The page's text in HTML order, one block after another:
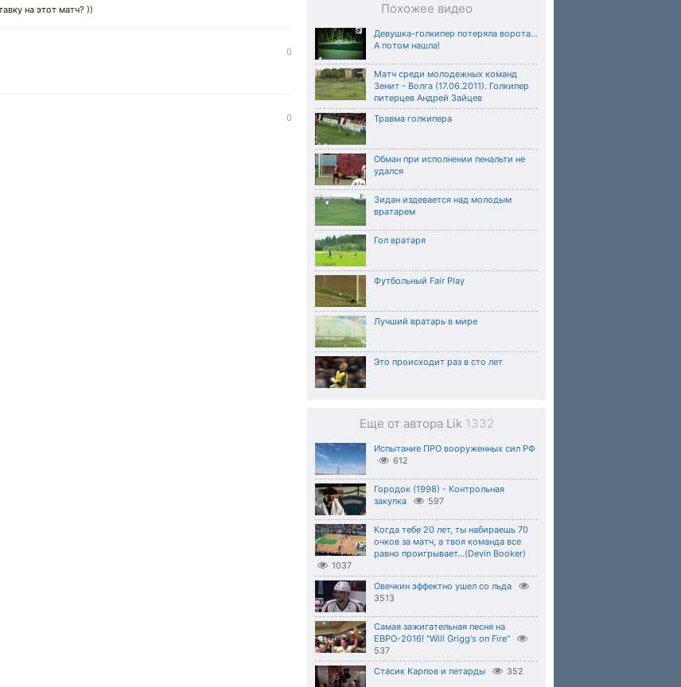
Похожее видео
Девушка-голкипер потеряла ворота...
А потом нашла!
Матч среди молодежных команд
Зенит - Волга (17.06.2011). Голкипер
питерцев Андрей Зайцев
Травма голкипера
Обман при исполнении пенальти не
удался
Зидан издевается над молодым
вратарем
Гол вратаря
Футбольный Fair Play
Лучший вратарь в мире
Это происходит раз в сто лет
Еще от автора Lik 1332
Испытание ПРО вооруженных сил РФ
612
Городок (1998) - Контрольная
закупка
597
Когда тебе 20 лет, ты набираешь 70
очков за матч, а твоя команда все
равно проигрывает...(Devin Booker)
1037
Овечкин эффектно ушел со льда
3513
Самая зажигательная песня на
ЕВРО-2016! "Will Grigg's on Fire"
537
Стасик Карпов и петарды 352
на этот матч? ))
0
0